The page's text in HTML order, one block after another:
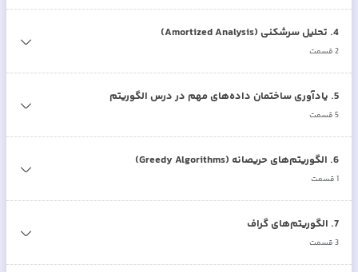
4
. تحلیل سرشکنی (Amortized Analysis)
2قسمت
5
. یادآوری ساختمان داده‌های مهم در درس الگوریتم
5قسمت
6
. الگوریتم‌های حریصانه (Greedy Algorithms)
1قسمت
7
. الگوریتم‌های گراف
3قسمت